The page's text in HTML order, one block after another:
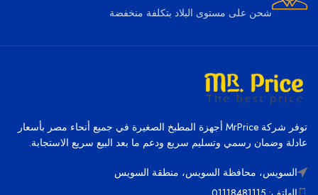
شحن على مستوى البلاد بتكلفة منخفضة
توفر شركة MrPrice أجهزة المطبخ الصغيرة في جميع أنحاء مصر بأسعار
عادلة وضمان رسمي وتسليم سريع ودعم ما بعد البيع سريع الاستجابة.
السويس، محافظة السويس، منطقة السويس